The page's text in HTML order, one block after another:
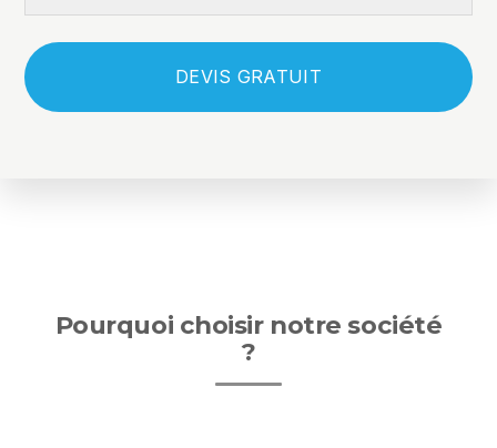
DEVIS GRATUIT
Pourquoi choisir notre société
?